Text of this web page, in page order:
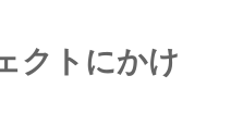
クトにかけ